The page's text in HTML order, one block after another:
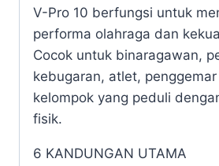
V-Pro 10 berfungsi untuk
performa olahraga dan
Cocok untuk binaragawan,
kebugaran, atlet,
kelompok yang peduli
fisik.
6 KANDUNGAN UTAMA